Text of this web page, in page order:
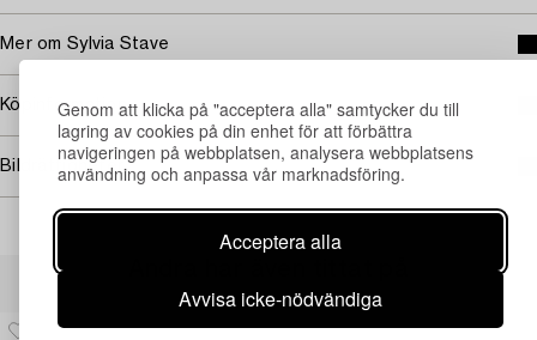
Genom att klicka på "acceptera alla" samtycker du till
lagring av cookies på din enhet för att förbättra
navigeringen på webbplatsen, analysera webbplatsens
användning och anpassa vår marknadsföring.
Acceptera alla
Avvisa icke-nödvändiga
Mer om Sylvia Stave
Köpinformation
Bildrättigheter